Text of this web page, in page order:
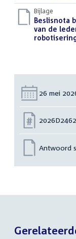
Bijlage
Download
bestand:
Beslisnota
van de
Datum:
26 mei
Nummer:
Antwoord